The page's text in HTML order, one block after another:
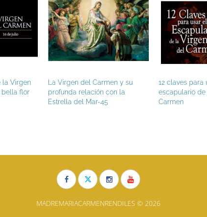
la Virgen
bella flor
La Virgen del Carmen y su
profunda relación con la
Estrella del Mar-45
12 claves para
escapulario
Carmen
MADREMARIACARMENRENDILES © 2026